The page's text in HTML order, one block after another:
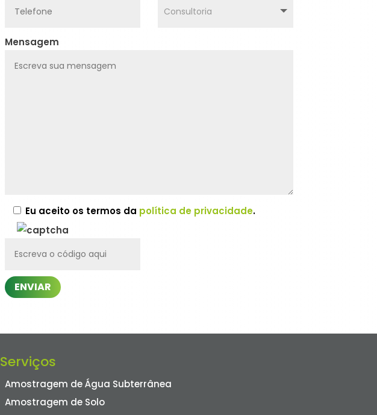
Mensagem
Eu aceito os termos da política de privacidade.
ENVIAR
Serviços
Amostragem de Água Subterrânea
Amostragem de Solo